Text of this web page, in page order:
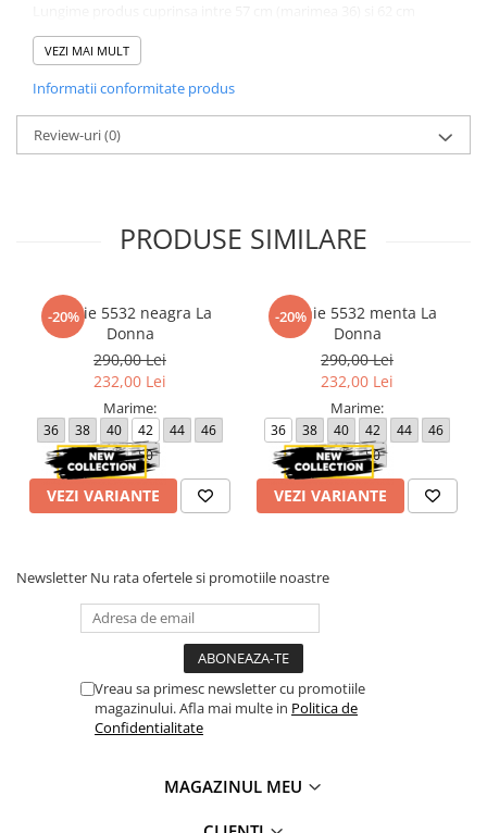
(marimea 48).
dispozitivul de pe care este vizualizat.
VEZI MAI MULT
Informatii conformitate produs
Review-uri(0)
PRODUSE SIMILARE
-20%
Rochie 5532 neagra La
Donna
290,00 Lei
232,00 Lei
Marime:
36 38 40 42 44
46
48
50
VEZI VARIANTE
-20%
Rochie 5532 menta La
Donna
290,00 Lei
232,00 Lei
Marime:
36 38 40 42 44
46
48
50
VEZI VARIANTE
Newsletter Nu rata ofertele si promotiile noastre
Vreau sa primesc newsletter cu promotiile
magazinului. Afla mai multe in Politica de
Confidentialitate
MAGAZINUL MEU